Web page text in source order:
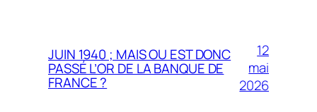
JUIN 1940 ; MAIS OU EST DONC
PASSÉ L’OR DE LA BANQUE DE
FRANCE ?
12
mai
2026